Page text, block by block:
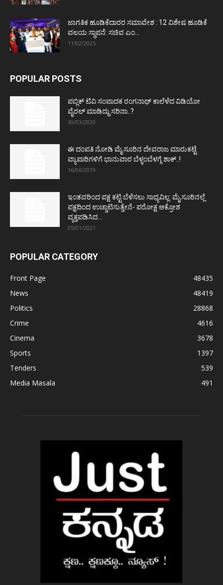
ಜಾಗತಿಕ ಹೂಡಿಕೆದಾರರ ಸಮಾವೇಶ : 12 ವಿಶೇಷ ಹೂಡಿಕೆ
ವಲಯ ಸ್ಥಾಪನೆ: ಸಚಿವ ಎಂ...
11/02/2025
POPULAR POSTS
ಪಬ್ಲಿಕ್ ಟಿವಿ ಸಂಪಾದಕ ರಂಗನಾಥ್ ಕಾಲೆಳೆದ ವಿಡಿಯೋ
ವೈರಲ್ ಮಾಡಿದ್ದು ಸರಿನಾ..?
30/03/2020
ಈ ದಂಪತಿ ನೋಡಿ ಮೈಸೂರಿನ ದೇವರಾಜ ಮಾರುಕಟ್ಟೆ
ವ್ಯಾಪಾರಿಗಳಿಗೆ ಭಾನುವಾರ ಬೆಳ್ಳಂಬೆಳಗ್ಗೆ ಶಾಕ್..!
16/06/2019
ಇಂತವರಿಂದ ಪಕ್ಷ ಕಟ್ಟಿ ಬೆಳೆಸಲು ಸಾಧ್ಯವಿಲ್ಲ: ಮೈಸೂರಿನಲ್ಲೆ
ಪಕ್ಷದಿಂದ ಉಚ್ಚಾಟಿಸುತ್ತೇನೆ- ಪರೋಕ್ಷ ಆಕ್ರೋಶ
ವ್ಯಕ್ತಪಡಿಸಿದ...
05/01/2021
POPULAR CATEGORY
Front Page
48435
News
48419
Politics
28868
Crime
4616
Cinema
3678
Sports
1397
Tenders
539
Media Masala
491